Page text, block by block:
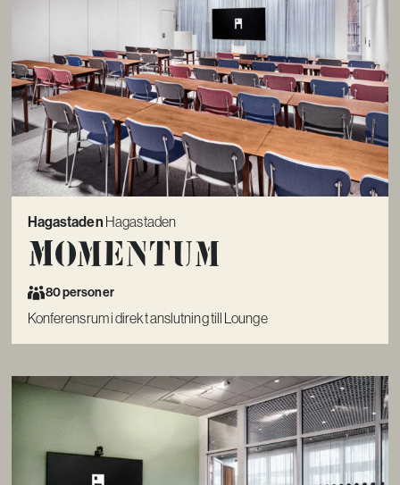
Hagastaden Hagastaden
Momentum
80 personer
Konferensrum i direkt anslutning till Lounge